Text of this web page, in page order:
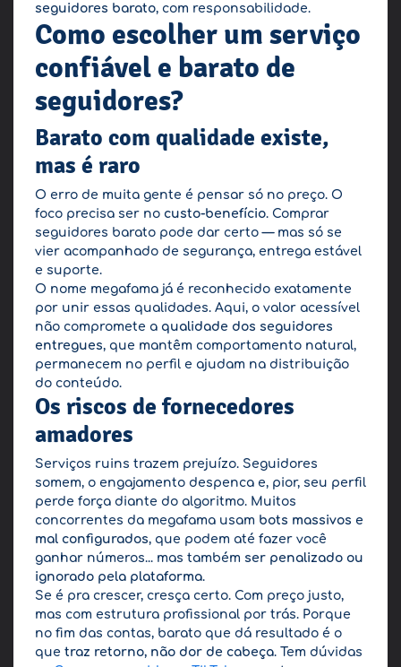
seguidores barato, com responsabilidade.
Como escolher um serviço
confiável e barato de
seguidores?
Barato com qualidade existe,
mas é raro
O erro de muita gente é pensar só no preço. O
foco precisa ser no custo-benefício. Comprar
seguidores barato pode dar certo — mas só se
vier acompanhado de segurança, entrega estável
e suporte.
O nome megafama já é reconhecido exatamente
por unir essas qualidades. Aqui, o valor acessível
não compromete a qualidade dos seguidores
entregues, que mantêm comportamento natural,
permanecem no perfil e ajudam na distribuição
do conteúdo.
Os riscos de fornecedores
amadores
Serviços ruins trazem prejuízo. Seguidores
somem, o engajamento despenca e, pior, seu perfil
perde força diante do algoritmo. Muitos
concorrentes da megafama usam bots massivos e
mal configurados, que podem até fazer você
ganhar números... mas também ser penalizado ou
ignorado pela plataforma.
Se é pra crescer, cresça certo. Com preço justo,
mas com estrutura profissional por trás. Porque
no fim das contas, barato que dá resultado é o
que traz retorno, não dor de cabeça. Tem dúvidas